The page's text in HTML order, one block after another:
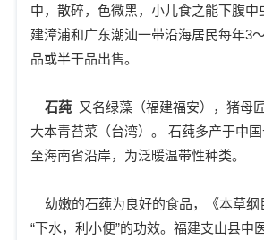
中，散碎，色微黑，小儿食之能下腹中
建漳浦和广东潮汕一带沿海居民每年3
品或半干品出售。
石莼 又名绿藻（福建福安），猪母
大本青苔菜（台湾）。 石莼多产于中
至海南省沿岸，为泛暖温带性种类。
幼嫩的石莼为良好的食品，《本草纲
“下水，利小便”的功效。福建支山县中